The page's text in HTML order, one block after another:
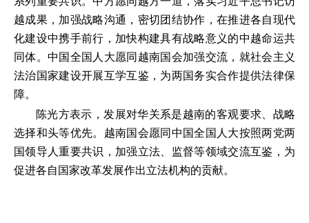
越成果，加强战略沟通，密切团结协作，在推进各自现代
化建设中携手前行，加快构建具有战略意义的中越命运共
同体。中国全国人大愿同越南国会加强交流，就社会主义
法治国家建设开展互学互鉴，为两国务实合作提供法律保
障。
陈光方表示，发展对华关系是越南的客观要求、战略
选择和头等优先。越南国会愿同中国全国人大按照两党两
国领导人重要共识，加强立法、监督等领域交流互鉴，为
促进各自国家改革发展作出立法机构的贡献。